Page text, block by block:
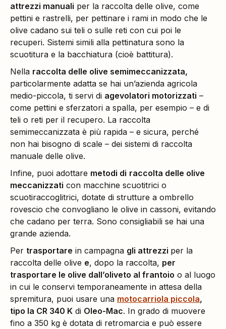
attrezzi manuali per la raccolta delle olive, come
pettini e rastrelli, per pettinare i rami in modo che le
olive cadano sui teli o sulle reti con cui poi le
recuperi. Sistemi simili alla pettinatura sono la
scuotitura e la bacchiatura (cioè battitura).
Nella raccolta delle olive semimeccanizzata,
particolarmente adatta se hai un’azienda agricola
medio-piccola, ti servi di agevolatori motorizzati –
come pettini e sferzatori a spalla, per esempio – e di
teli o reti per il recupero. La raccolta
semimeccanizzata è più rapida – e sicura, perché
non hai bisogno di scale – dei sistemi di raccolta
manuale delle olive.
Infine, puoi adottare metodi di raccolta delle olive
meccanizzati con macchine scuotitrici o
scuotiraccoglitrici, dotate di strutture a ombrello
rovescio che convogliano le olive in cassoni, evitando
che cadano per terra. Sono consigliabili se hai una
grande azienda.
Per trasportare in campagna gli attrezzi per la
raccolta delle olive e, dopo la raccolta, per
trasportare le olive dall’oliveto al frantoio o al luogo
in cui le conservi temporaneamente in attesa della
spremitura, puoi usare una motocarriola piccola,
tipo la CR 340 K di Oleo-Mac. In grado di muovere
fino a 350 kg è dotata di retromarcia e può essere